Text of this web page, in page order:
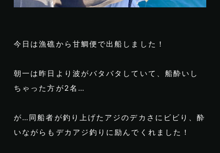
今日は漁礁から甘鯛便で出船しました！
朝一は昨日より波がバタバタしていて、船酔いし
ちゃった方が2名…
が…同船者が釣り上げたアジのデカさにビビり、酔
いながらもデカアジ釣りに励んでくれました！